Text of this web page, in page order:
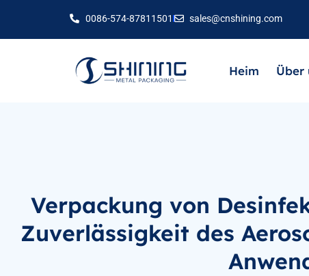
0086-574-87811501 sales@cnshining.com
Heim Über
Verpackung von
Zuverlässigkeit des